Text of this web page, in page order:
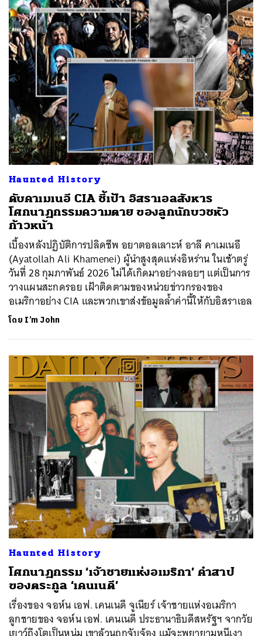
Haunted History
ดับคาเมเนอี CIA ชี้เป้า อิสราเอลสังหาร
โศกนาฏกรรมความตาย ของลูกนักบวชหัว
ก้าวหน้า
เบื้องหลังปฏิบัติการปลิดชีพ อยาตอลเลาะห์ อาลี คาเมเนอี
(Ayatollah Ali Khamenei) ผู้นำสูงสุดแห่งอิหร่าน ในเช้าตรู่
วันที่ 28 กุมภาพันธ์ 2026 ไม่ได้เกิดมาอย่างลอยๆ แต่เป็นการ
วางแผนสะกดรอย เฝ้าติดตามของหน่วยข่าวกรองของ
อเมริกาอย่าง CIA และพวกเขาส่งข้อมูลล้ำค่านี้ให้กับอิสราเอล
โดย I’m John
Haunted History
โศกนาฏกรรม ‘เจ้าชายแห่งอเมริกา’ คำสาป
ของตระกูล ‘เคนเนดี’
เรื่องของ จอห์น เอฟ. เคนเนดี จูเนียร์ เจ้าชายแห่งอเมริกา
ลูกชายของ จอห์น เอฟ. เคนเนดี ประธานาธิบดีสหรัฐฯ จากวัย